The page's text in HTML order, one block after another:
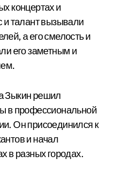
концертах и
и талант вызывали
а его смелость и
его заметным и
Зыкин решил
в профессиональной
Он присоединился к
и начал
в разных городах.